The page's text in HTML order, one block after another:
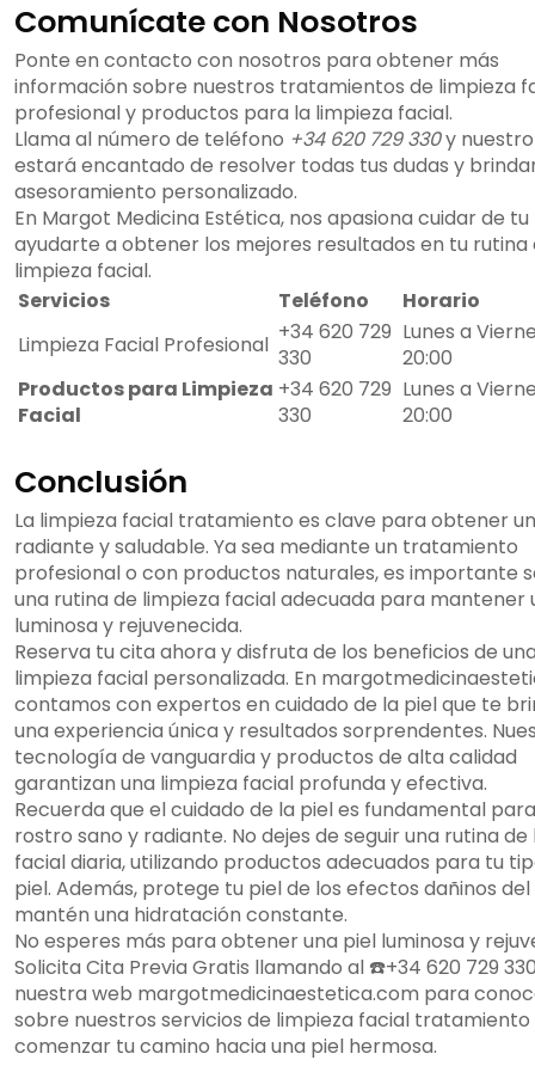
Comunícate con Nosotros
Ponte en contacto con nosotros para obtener más
información sobre nuestros tratamientos de limpieza
profesional y productos para la limpieza facial.
Llama al número de teléfono +34 620 729 330y
estará encantado de resolver todas tus dudas y
asesoramiento personalizado.
En Margot Medicina Estética, nos apasiona cuidar de tu
ayudarte a obtener los mejores resultados en tu rutina
limpieza facial.
Servicios
Teléfono
Horario
Limpieza Facial Profesional +34 620 729
330
Lunes a
20:00
Productos para Limpieza
Facial
+34 620 729
330
Lunes a
20:00
Conclusión
La limpieza facial tratamiento es clave para obtener
radiante y saludable. Ya sea mediante un tratamiento
profesional o con productos naturales, es importante
una rutina de limpieza facial adecuada para mantener
luminosa y rejuvenecida.
Reserva tu cita ahora y disfruta de los beneficios de
limpieza facial personalizada. En
contamos con expertos en cuidado de la piel que te
una experiencia única y resultados sorprendentes.
tecnología de vanguardia y productos de alta calidad
garantizan una limpieza facial profunda y efectiva.
Recuerda que el cuidado de la piel es fundamental
rostro sano y radiante. No dejes de seguir una rutina de
facial diaria, utilizando productos adecuados para tu
piel. Además, protege tu piel de los efectos dañinos del
mantén una hidratación constante.
No esperes más para obtener una piel luminosa y
Solicita Cita Previa Gratis llamando al ☎️+34 620 729
nuestra web margotmedicinaestetica.com para
sobre nuestros servicios de limpieza facial tratamiento
comenzar tu camino hacia una piel hermosa.